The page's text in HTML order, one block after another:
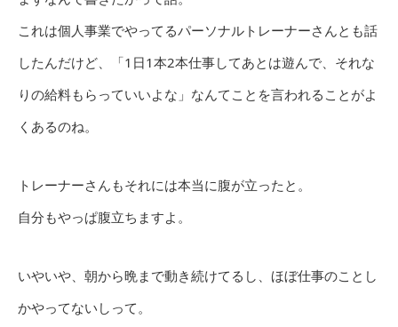
これは個人事業でやってるパーソナルトレーナーさんとも話
したんだけど、「1日1本2本仕事してあとは遊んで、それな
りの給料もらっていいよな」なんてことを言われることがよ
くあるのね。
トレーナーさんもそれには本当に腹が立ったと。
自分もやっぱ腹立ちますよ。
いやいや、朝から晩まで動き続けてるし、ほぼ仕事のことし
かやってないしって。